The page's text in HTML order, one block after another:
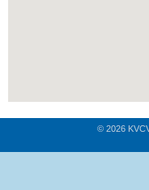
© 2026